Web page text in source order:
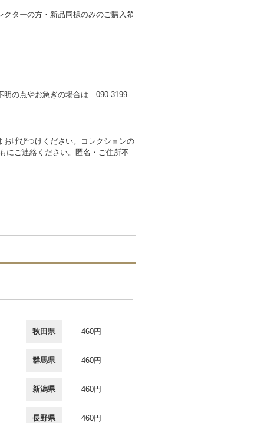
ターの方・新品同様のみのご購入希
の点やお急ぎの場合は 090-3199-
呼びつけください。コレクションの
にご連絡ください。匿名・ご住所不
秋田県 460円
群馬県 460円
新潟県 460円
長野県 460円